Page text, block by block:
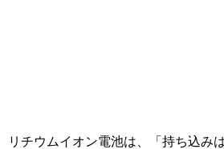
リチウムイオン電池は、「持ち込み